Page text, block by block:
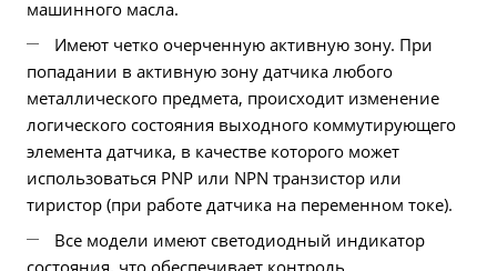
машинного масла.
Имеют четко очерченную активную зону. При
попадании в активную зону датчика любого
металлического предмета, происходит изменение
логического состояния выходного коммутирующего
элемента датчика, в качестве которого может
использоваться PNP или NPN транзистор или
тиристор (при работе датчика на переменном токе).
Все модели имеют светодиодный индикатор
состояния, что обеспечивает контроль